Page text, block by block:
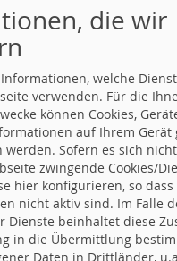
Schmidt zu den
Verbesserungen
der
umfassende Reform, die wir
bringen wollen. „Die
zu entwickeln, wie
Einkommen ihren
zu den Empfehlungen
weiterlesen
Gabriela Heinrich zum
auf der Flucht Gabriela
Sprecherin: Am 20. Juni,
der Vereinten Nationen, wird
gezwungenermaßen ihre
Zahlen stehen persönliche
die wir
welche
verwenden. Für die
können Cookies,
auf Ihrem Gerät
werden. Sofern es sich
zwingende Cookies/
hier konfigurieren, so dass
nicht aktiv sind. Im Falle
Dienste beinhaltet diese
in die Übermittlung
Daten in Drittländer,